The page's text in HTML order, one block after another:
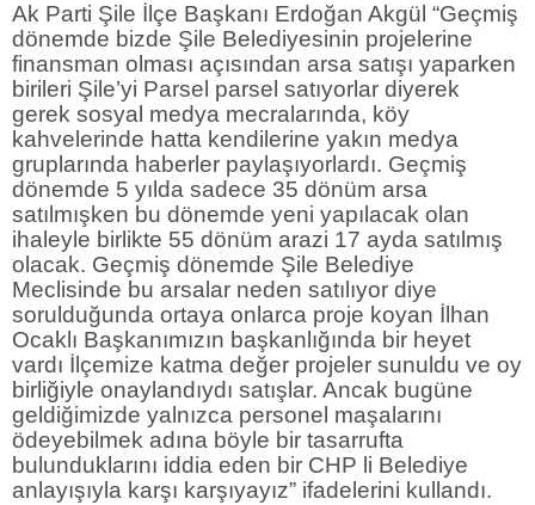
Ak Parti Şile İlçe Başkanı Erdoğan Akgül “Geçmiş
dönemde bizde Şile Belediyesinin projelerine
finansman olması açısından arsa satışı yaparken
birileri Şile’yi Parsel parsel satıyorlar diyerek
gerek sosyal medya mecralarında, köy
kahvelerinde hatta kendilerine yakın medya
gruplarında haberler paylaşıyorlardı. Geçmiş
dönemde 5 yılda sadece 35 dönüm arsa
satılmışken bu dönemde yeni yapılacak olan
ihaleyle birlikte 55 dönüm arazi 17 ayda satılmış
olacak. Geçmiş dönemde Şile Belediye
Meclisinde bu arsalar neden satılıyor diye
sorulduğunda ortaya onlarca proje koyan İlhan
Ocaklı Başkanımızın başkanlığında bir heyet
vardı İlçemize katma değer projeler sunuldu ve oy
birliğiyle onaylandıydı satışlar. Ancak bugüne
geldiğimizde yalnızca personel maşalarını
ödeyebilmek adına böyle bir tasarrufta
bulunduklarını iddia eden bir CHP li Belediye
anlayışıyla karşı karşıyayız” ifadelerini kullandı.